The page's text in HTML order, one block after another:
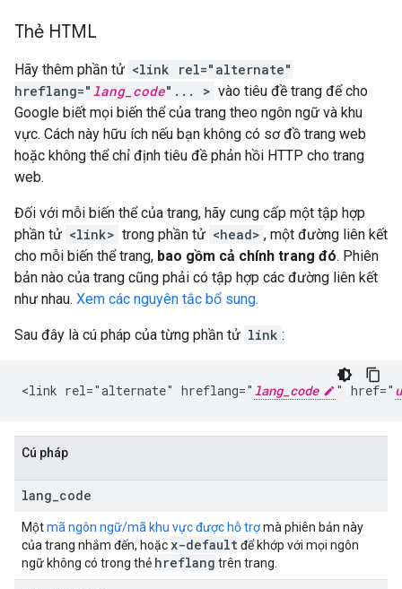
Thẻ HTML
Hãy thêm phần tử <link rel="alternate"
hreflang=" lang_code"... > vào tiêu đề trang để cho
Google biết mọi biến thể của trang theo ngôn ngữ và khu
vực. Cách này hữu ích nếu bạn không có sơ đồ trang web
hoặc không thể chỉ định tiêu đề phản hồi HTTP cho trang
web.
Đối với mỗi biến thể của trang, hãy cung cấp một tập hợp
phần tử <link> trong phần tử <head> , một đường liên kết
cho mỗi biến thể trang, bao gồm cả chính trang đó. Phiên
bản nào của trang cũng phải có tập hợp các đường liên kết
như nhau. Xem các nguyên tắc bổ sung.
Sau đây là cú pháp của từng phần tử link :
<link rel="alternate" hreflang=" lang_code " href="
Cú pháp
lang code
Mộtmã ngôn ngữ/mã khu vực được hỗ trợmà phiên bản này
của trang nhắm đến, hoặc x-defaultđể khớp với mọi ngôn
ngữ không có trong thẻ hreflang trên trang.